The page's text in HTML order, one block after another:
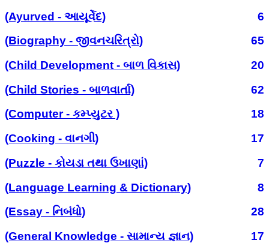
(Ayurved - આયૂર્વેદ)
6
(Biography - જીવનચરિત્રો)
65
(Child Development - બાળ વિકાસ)
20
(Child Stories - બાળવાર્તા)
62
(Computer - કમ્પ્યુટર )
18
(Cooking - વાનગી)
17
(Puzzle - કોયડા તથા ઉખાણાં)
7
(Language Learning & Dictionary)
8
(Essay - નિબંધો)
28
(General Knowledge - સામાન્ય જ્ઞાન)
17